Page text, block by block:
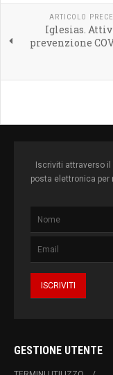
ARTICOLO
Iglesias.
prevenzione
Iscriviti attraverso
posta elettronica per
GESTIONE UTENTE